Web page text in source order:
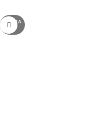
AGOTA
DO